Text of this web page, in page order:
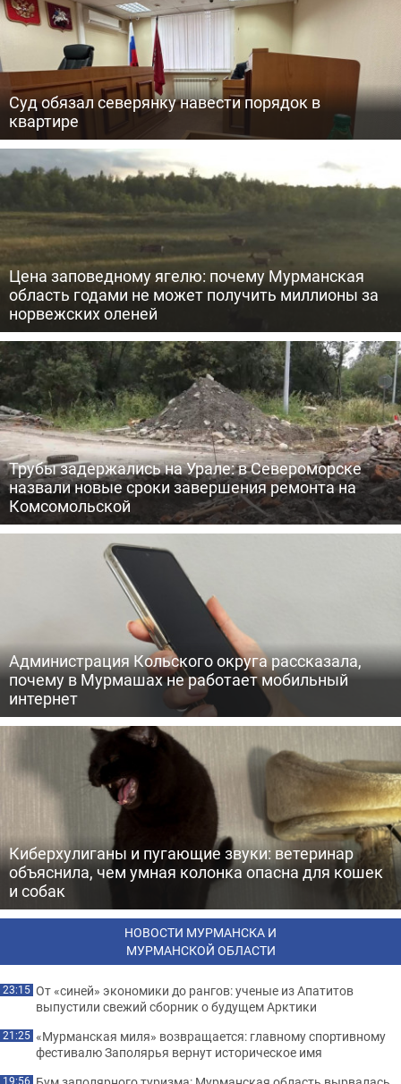
Суд обязал северянку навести порядок в
квартире
Цена заповедному ягелю: почему Мурманская
область годами не может получить миллионы за
норвежских оленей
Трубы задержались на Урале: в Североморске
назвали новые сроки завершения ремонта на
Комсомольской
Администрация Кольского округа рассказала,
почему в Мурмашах не работает мобильный
интернет
Киберхулиганы и пугающие звуки: ветеринар
объяснила, чем умная колонка опасна для кошек
и собак
НОВОСТИ МУРМАНСКА И
МУРМАНСКОЙ ОБЛАСТИ
23:15 От «синей» экономики до рангов: ученые из Апатитов
выпустили свежий сборник о будущем Арктики
21:25 «Мурманская миля» возвращается: главному спортивному
фестивалю Заполярья вернут историческое имя
19:56